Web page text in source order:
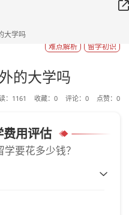
大学吗
留学初识
难点解析
的大学吗
： 1161 收藏： 0 评论： 0 点赞： 0
费用评估
要花多少钱？